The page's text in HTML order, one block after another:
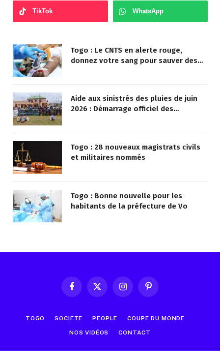
TikTok WhatsApp
Togo : Le CNTS en alerte rouge,
donnez votre sang pour sauver des
Aide aux sinistrés des pluies de juin
2026 : Démarrage officiel des
Togo : 28 nouveaux magistrats civils
et militaires nommés
Togo : Bonne nouvelle pour les
habitants de la préfecture de Vo
FacebookX
InstagramPinterest
TOGO SOCIETE PEOPLE COUPE DU MONDE
NOS VIDÉOS CONTACT